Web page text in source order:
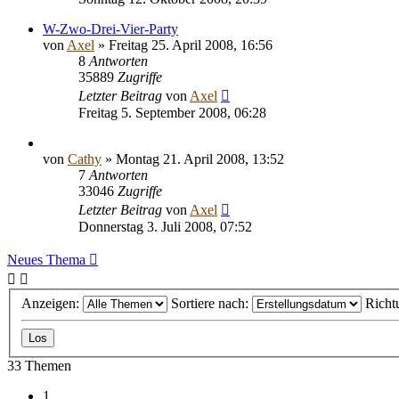
W-Zwo-Drei-Vier-Party
von Axel » Freitag 25. April 2008, 16:56
8 Antworten
35889 Zugriffe
Letzter Beitrag von Axel
Freitag 5. September 2008, 06:28
von Cathy » Montag 21. April 2008, 13:52
7 Antworten
33046 Zugriffe
Letzter Beitrag von Axel
Donnerstag 3. Juli 2008, 07:52
Neues Thema
Anzeigen: Sortiere nach:
33 Themen
1